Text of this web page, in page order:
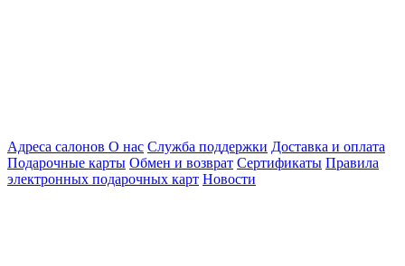
Адреса салонов О нас Служба поддержки Доставка и оплата
Подарочные карты Обмен и возврат Сертификаты Правила
электронных подарочных карт Новости